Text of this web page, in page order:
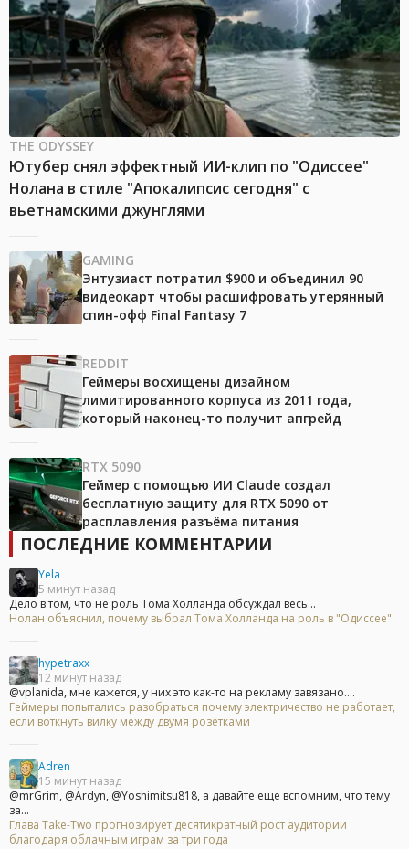
THE ODYSSEY
Ютубер снял эффектный ИИ-клип по "Одиссее"
Нолана в стиле "Апокалипсис сегодня" с
вьетнамскими джунглями
GAMING
Энтузиаст потратил $900 и объединил 90
видеокарт чтобы расшифровать утерянный
спин-офф Final Fantasy 7
REDDIT
Геймеры восхищены дизайном
лимитированного корпуса из 2011 года,
который наконец-то получит апгрейд
RTX 5090
Геймер с помощью ИИ Claude создал
бесплатную защиту для RTX 5090 от
расплавления разъёма питания
ПОСЛЕДНИЕ КОММЕНТАРИИ
Yela
5 минут назад
Дело в том, что не роль Тома Холланда обсуждал весь...
Нолан объяснил, почему выбрал Тома Холланда на роль в "Одиссее"
hypetraxx
12 минут назад
@vplanida, мне кажется, у них это как-то на рекламу завязано....
Геймеры попытались разобраться почему электричество не работает,
если воткнуть вилку между двумя розетками
Adren
15 минут назад
@mrGrim, @Ardyn, @Yoshimitsu818, а давайте еще вспомним, что тему
за...
Глава Take-Two прогнозирует десятикратный рост аудитории
благодаря облачным играм за три года